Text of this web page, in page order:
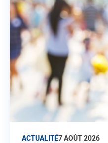
ACTUALITÉ7 AOÛT 2026